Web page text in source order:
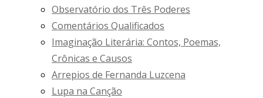
Observatório dos Três Poderes
Comentários Qualificados
Imaginação Literária: Contos, Poemas,
Crônicas e Causos
Arrepios de Fernanda Luzcena
Lupa na Canção